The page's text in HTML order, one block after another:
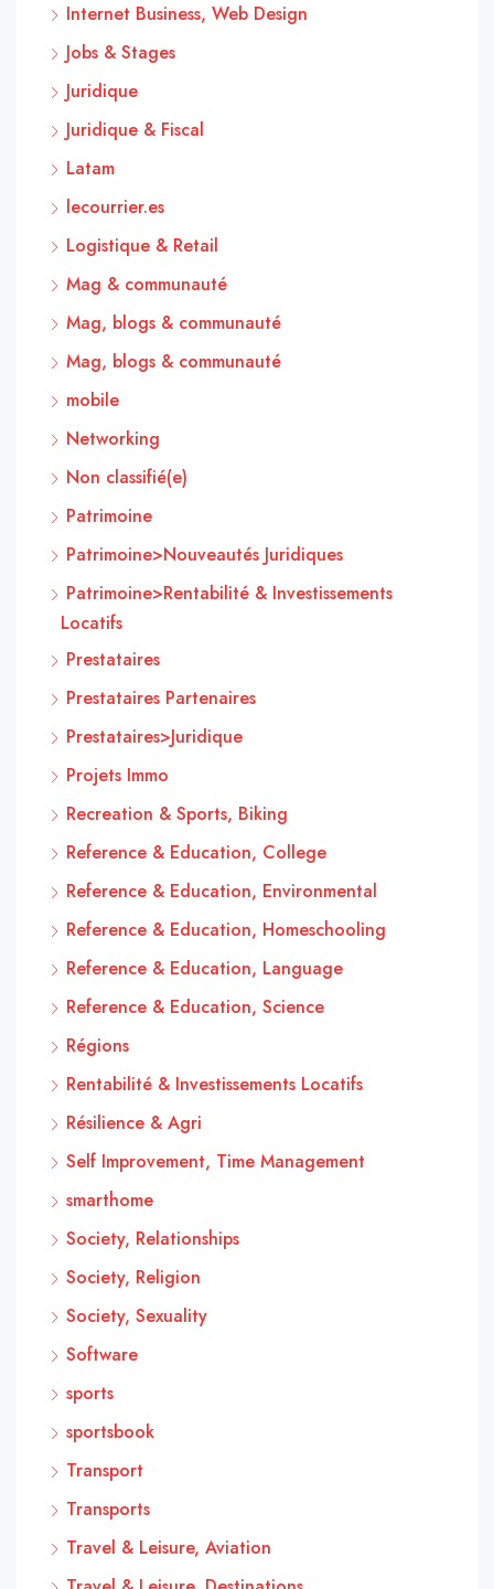
Internet Business, Web Design
Jobs & Stages
Juridique
Juridique & Fiscal
Latam
lecourrier.es
Logistique & Retail
Mag & communauté
Mag, blogs & communauté
Mag, blogs & communauté
mobile
Networking
Non classifié(e)
Patrimoine
Patrimoine>Nouveautés Juridiques
Patrimoine>Rentabilité & Investissements
Locatifs
Prestataires
Prestataires Partenaires
Prestataires>Juridique
Projets Immo
Recreation & Sports, Biking
Reference & Education, College
Reference & Education, Environmental
Reference & Education, Homeschooling
Reference & Education, Language
Reference & Education, Science
Régions
Rentabilité & Investissements Locatifs
Résilience & Agri
Self Improvement, Time Management
smarthome
Society, Relationships
Society, Religion
Society, Sexuality
Software
sports
sportsbook
Transport
Transports
Travel & Leisure, Aviation